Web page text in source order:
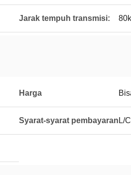
Jarak tempuh transmisi:
Harga
Syarat-syarat pembayaran L/